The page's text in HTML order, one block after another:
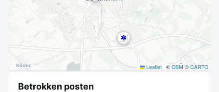
Leaflet | © OSM © CARTO
Betrokken posten